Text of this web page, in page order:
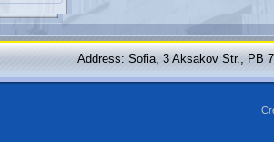
Address: Sofia, 3 Aksakov Str., PB